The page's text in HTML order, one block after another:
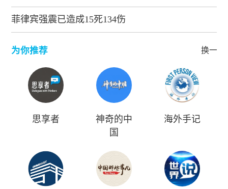
菲律宾强震已造成15死134伤
为你推荐 换一批
思享者
神奇的中
国
海外手记